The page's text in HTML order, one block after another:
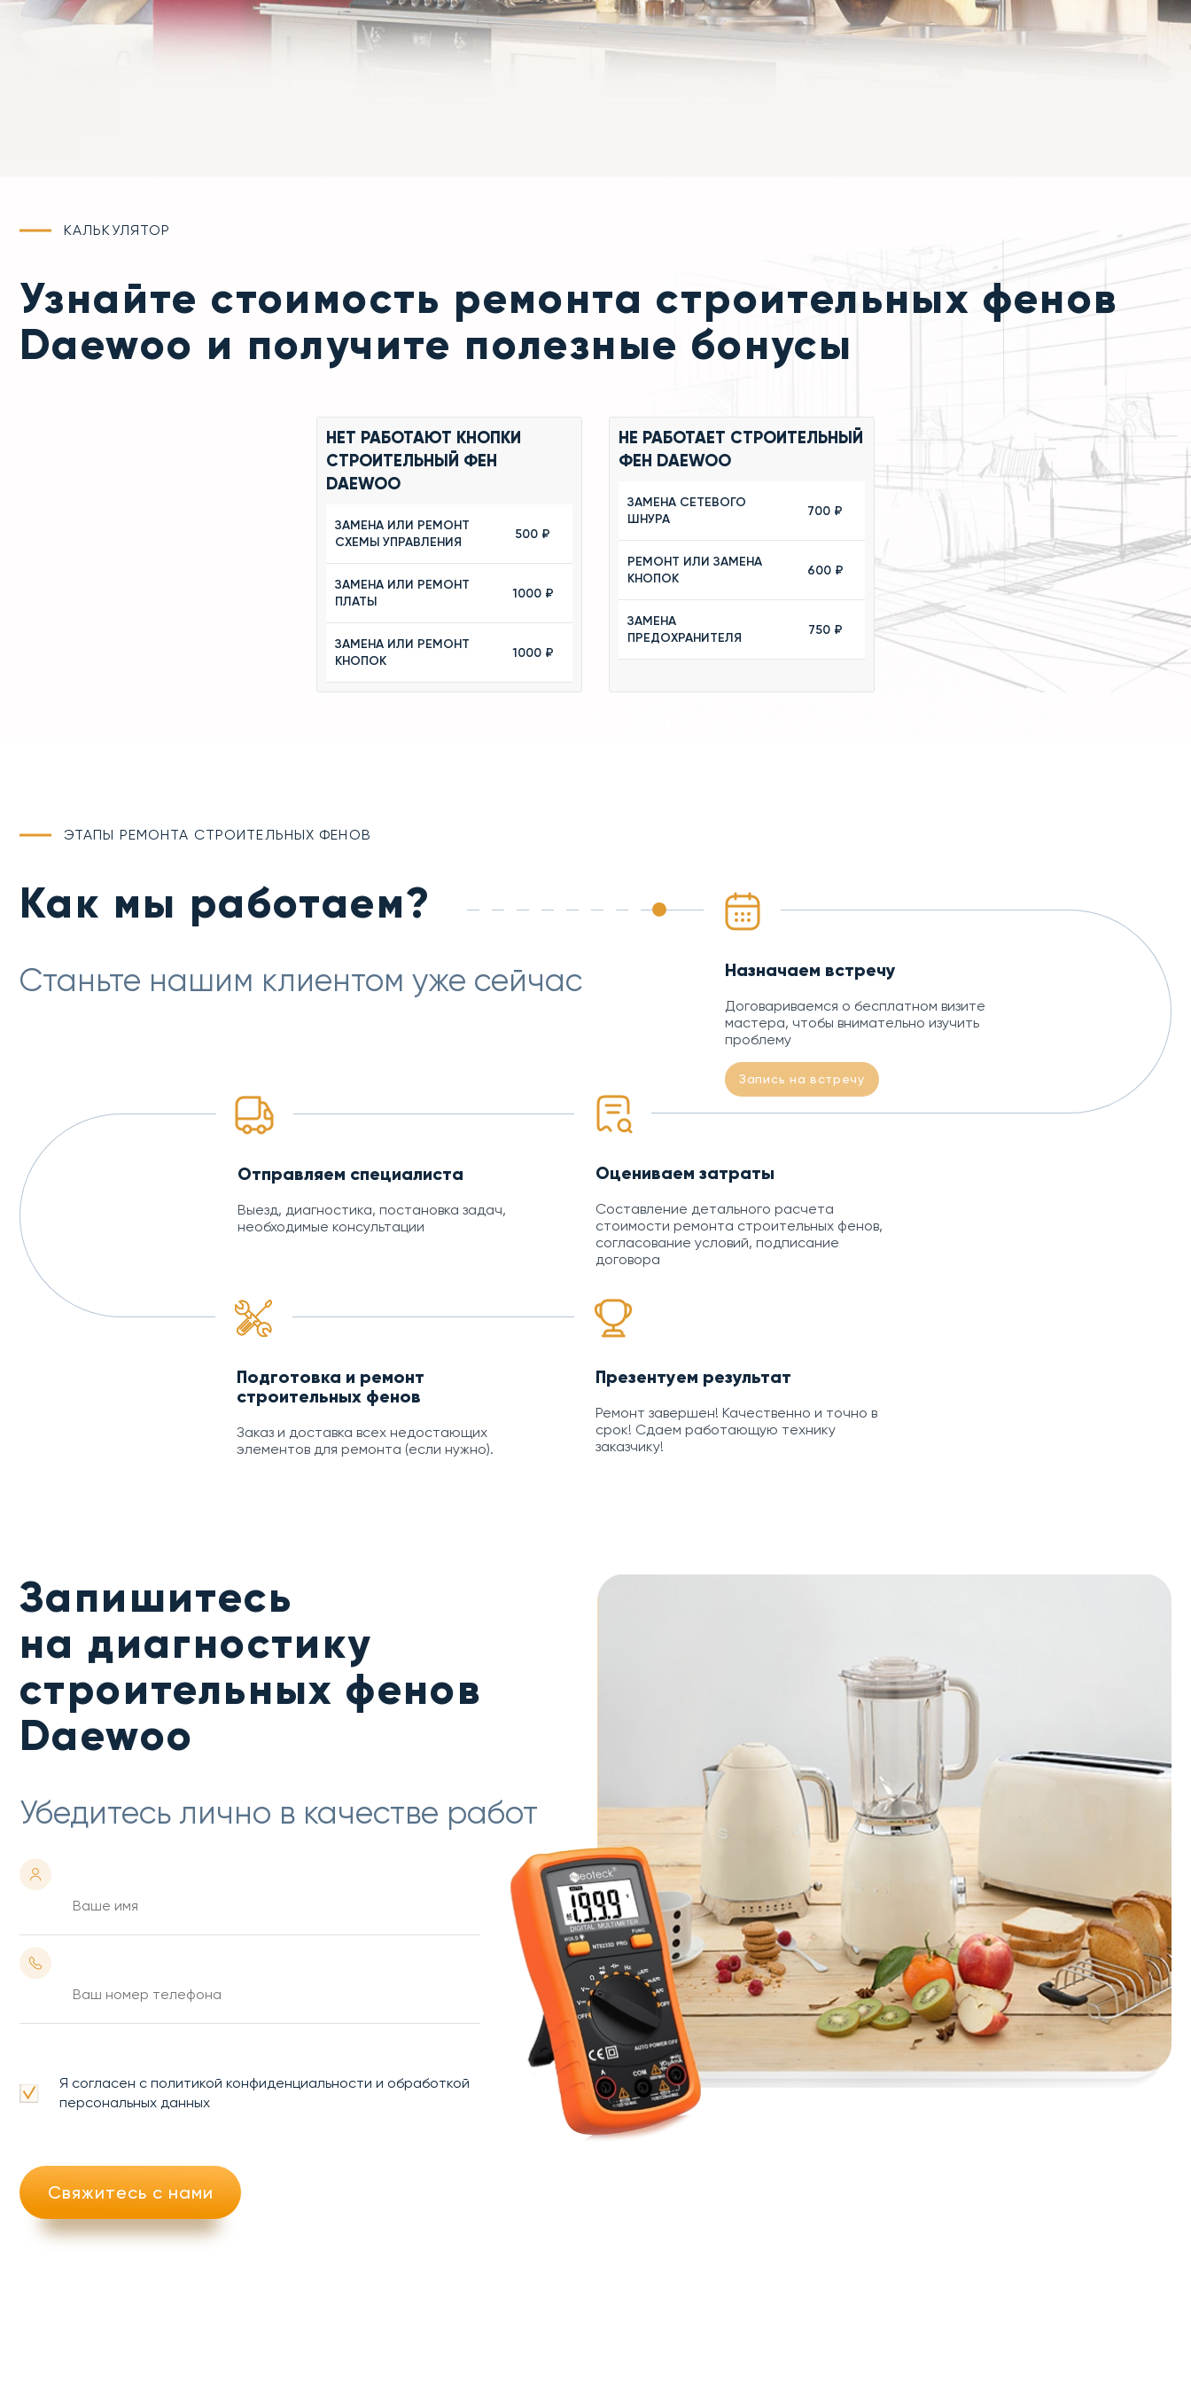
КАЛЬКУЛЯТОР
Узнайте стоимость ремонта строительных фенов
Daewoo и получите полезные бонусы
НЕТ РАБОТАЮТ КНОПКИ
СТРОИТЕЛЬНЫЙ ФЕН
DAEWOO
ЗАМЕНА ИЛИ РЕМОНТ
СХЕМЫ УПРАВЛЕНИЯ
500 ₽
ЗАМЕНА ИЛИ РЕМОНТ
ПЛАТЫ
1000 ₽
ЗАМЕНА ИЛИ РЕМОНТ
КНОПОК
1000 ₽
НЕ РАБОТАЕТ СТРОИТЕЛЬНЫЙ
ФЕН DAEWOO
ЗАМЕНА СЕТЕВОГО
ШНУРА
700 ₽
РЕМОНТ ИЛИ ЗАМЕНА
КНОПОК
600 ₽
ЗАМЕНА
ПРЕДОХРАНИТЕЛЯ
750 ₽
ЭТАПЫ РЕМОНТА СТРОИТЕЛЬНЫХ ФЕНОВ
Как мы работаем?
Станьте нашим клиентом уже сейчас Назначаем встречу
Договариваемся о бесплатном визите
мастера, чтобы внимательно изучить
проблему
Запись на встречу
Отправляем специалиста
Выезд, диагностика, постановка задач,
необходимые консультации
Оцениваем затраты
Составление детального расчета
стоимости ремонта строительных фенов,
согласование условий, подписание
договора
Подготовка и ремонт
строительных фенов
Заказ и доставка всех недостающих
элементов для ремонта (если нужно).
Презентуем результат
Ремонт завершен! Качественно и точно в
срок! Сдаем работающую технику
заказчику!
Запишитесь
на диагностику
строительных фенов
Daewoo
Убедитесь лично в качестве работ
Я согласен с политикой конфиденциальности и обработкой
персональных данных
Свяжитесь с нами